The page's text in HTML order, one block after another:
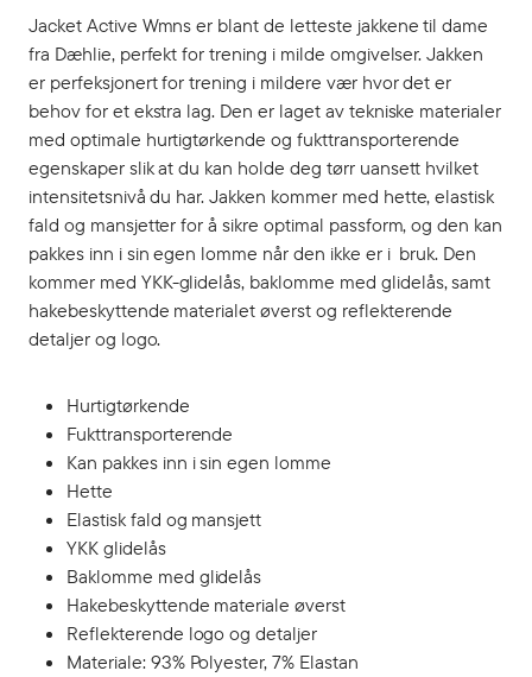
Jacket Active Wmns er blant de letteste jakkene til dame
fra Dæhlie, perfekt for trening i milde omgivelser. Jakken
er perfeksjonert for trening i mildere vær hvor det er
behov for et ekstra lag. Den er laget av tekniske materialer
med optimale hurtigtørkende og fukttransporterende
egenskaper slik at du kan holde deg tørr uansett hvilket
intensitetsnivå du har. Jakken kommer med hette, elastisk
fald og mansjetter for å sikre optimal passform, og den kan
pakkes inn i sin egen lomme når den ikke er i bruk. Den
kommer med YKK-glidelås, baklomme med glidelås, samt
hakebeskyttende materialet øverst og reflekterende
detaljer og logo.
Hurtigtørkende
Fukttransporterende
Kan pakkes inn i sin egen lomme
Hette
Elastisk fald og mansjett
YKK glidelås
Baklomme med glidelås
Hakebeskyttende materiale øverst
Reflekterende logo og detaljer
Materiale: 93% Polyester, 7% Elastan